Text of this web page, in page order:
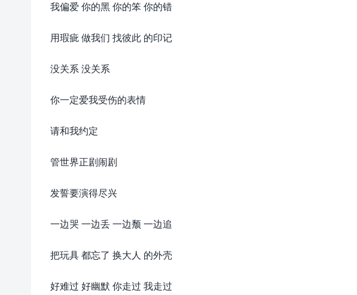
我偏爱 你的黑 你的笨 你的错
用瑕疵 做我们 找彼此 的印记
没关系 没关系
你一定爱我受伤的表情
请和我约定
管世界正剧闹剧
发誓要演得尽兴
一边哭 一边丢 一边颓 一边追
把玩具 都忘了 换大人 的外壳
好难过 好幽默 你走过 我走过